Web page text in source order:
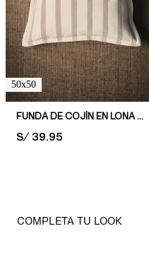
50x50
FUNDA DE COJÍN EN LONA ESTAMPADA
PRICE:
S/ 39.95
COMPLETA TU LOOK